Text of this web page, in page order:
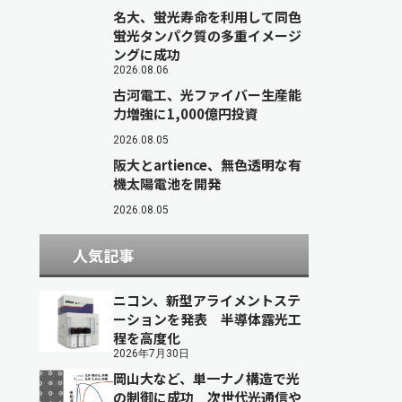
名大、蛍光寿命を利用して同色
蛍光タンパク質の多重イメージ
ングに成功
2026.08.06
古河電工、光ファイバー生産能
力増強に1,000億円投資
2026.08.05
阪大とartience、無色透明な有
機太陽電池を開発
2026.08.05
人気記事
ニコン、新型アライメントステ
ーションを発表 半導体露光工
程を高度化
2026年7月30日
岡山大など、単一ナノ構造で光
の制御に成功 次世代光通信や